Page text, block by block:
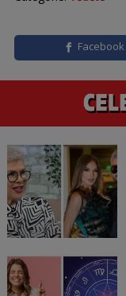
Facebook